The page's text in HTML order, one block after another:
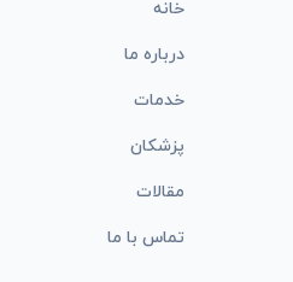
خانه
درباره ما
خدمات
پزشکان
مقالات
تماس با ما